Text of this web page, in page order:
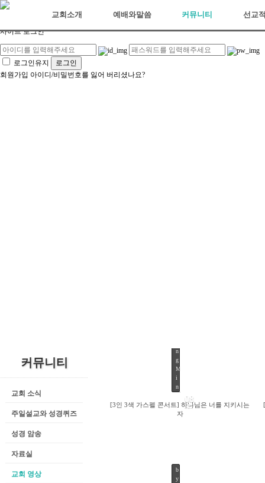
아리조나장로교회
사이트 로그인
로그인유지
회원가입 아이디/비밀번호를 잃어 버리셨나요?
교회소개 예배와말씀 커뮤니티 선교
커뮤니티
교회 소식
주일설교와 성경퀴즈
성경 암송
자료실
교회 영상
08
SEP
n
g
M
i
n
[3인 3색 가스펠 콘서트] 하나님은 너를 지키시는
자
b
y